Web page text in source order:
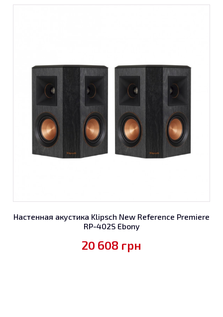
Настенная акустика Klipsch New Reference Premiere
RP-402S Ebony
20 608 грн